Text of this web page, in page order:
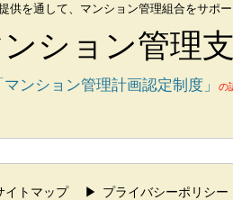
供を通して、マンション管理組合をサポ
ション管理
マンション管理計画認定制度」
の
イトマップ プライバシーポリシー